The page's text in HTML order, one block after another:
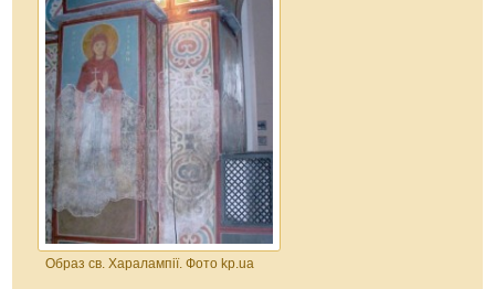
Образ св. Харалампії. Фото kp.ua